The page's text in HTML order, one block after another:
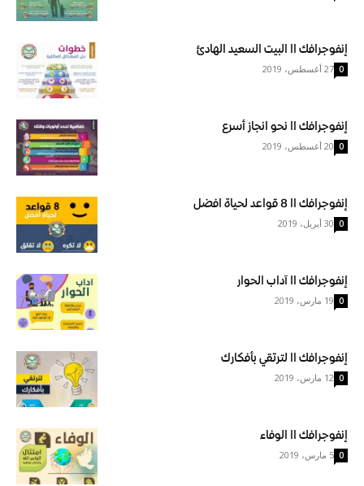
إنفوجرافك اا البيت السعيد الهادئ
27 أغسطس، 2019 0
إنفوجرافك اا نحو انجاز أسرع
20 أغسطس، 2019 0
إنفوجرافك اا 8 قواعد لحياة افضل
30 أبريل، 2019 0
إنفوجرافك اا آداب الحوار
19 مارس، 2019 0
إنفوجرافك اا لترتقي بأفكارك
12 مارس، 2019 0
إنفوجرافك اا الوفاء
5 مارس، 2019 0